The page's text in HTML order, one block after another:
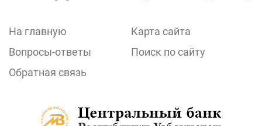
На главную
Карта сайта
Вопросы-ответы
Поиск по сайту
Обратная связь